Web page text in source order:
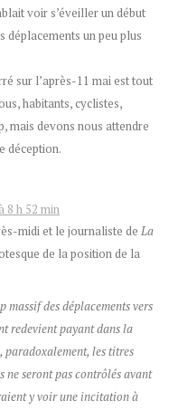
voir s’éveiller un début
déplacements un peu plus
sur l’après-11 mai est tout
habitants, cyclistes,
mais devons nous attendre
déception.
8 h 52 min
midi et le journaliste de La
de la position de la
des déplacements vers
redevient payant dans la
les titres
ne seront pas contrôlés avant
y voir une incitation à